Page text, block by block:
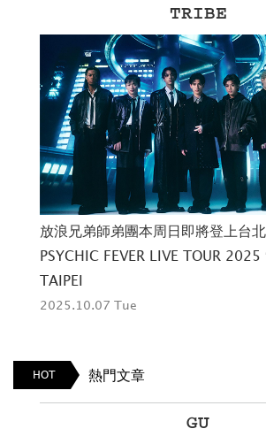
TRIBE
放浪兄弟師弟團本周日即將登上台北
PSYCHIC FEVER LIVE TOUR 2025
TAIPEI
2025.10.07 Tue
HOT 熱門文章
GU